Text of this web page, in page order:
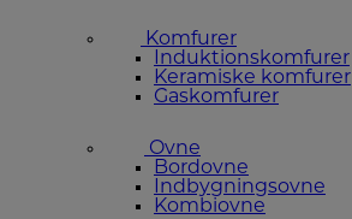
Komfurer
Induktionskomfurer
Keramiske komfurer
Gaskomfurer
Ovne
Bordovne
Indbygningsovne
Kombiovne